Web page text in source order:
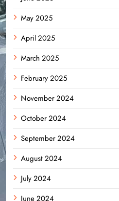
May 2025
April 2025
March 2025
February 2025
November 2024
October 2024
September 2024
August 2024
July 2024
June 2024